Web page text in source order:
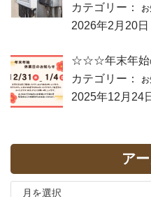
カテゴリー：
2026年2月20日
☆☆☆年末年始
カテゴリー：
2025年12月24
ア